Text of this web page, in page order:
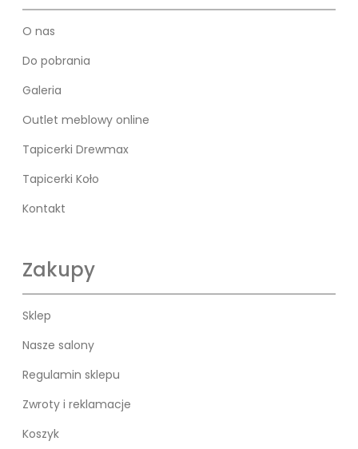
O nas
Do pobrania
Galeria
Outlet meblowy online
Tapicerki Drewmax
Tapicerki Koło
Kontakt
Zakupy
Sklep
Nasze salony
Regulamin sklepu
Zwroty i reklamacje
Koszyk